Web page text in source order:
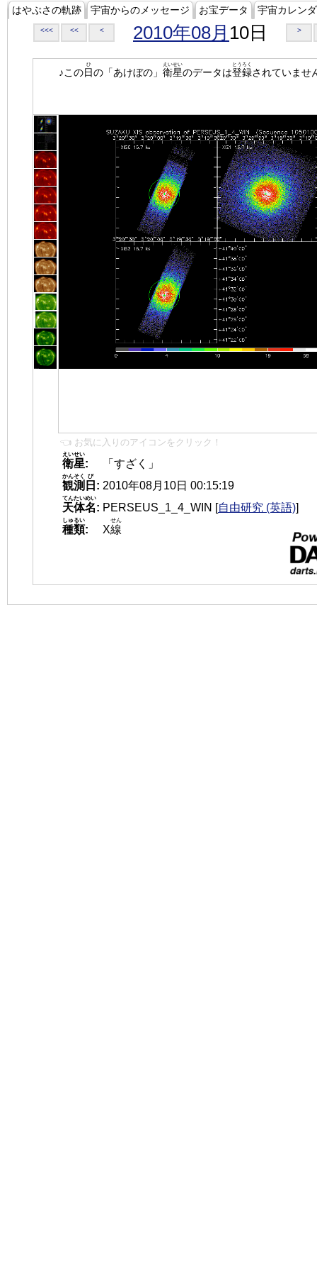
はやぶさの軌跡 宇宙からのメッセージ お宝データ 宇宙カレン
<<< << < 2010年08月 10日 >
♪この日
ひ
の「あけぼの」 衛星
えいせい
のデータは登録
とうろく
されていませ
👈 お気に入りのアイコンをクリック！
衛星
えいせい
:
「すざく」
観測
かんそく
日
び
: 2010年08月10日 00:15:19
天体名
てんたいめい
: PERSEUS_1_4_WIN [自由研究 (英語)]
種類
しゅるい
: X線
せん